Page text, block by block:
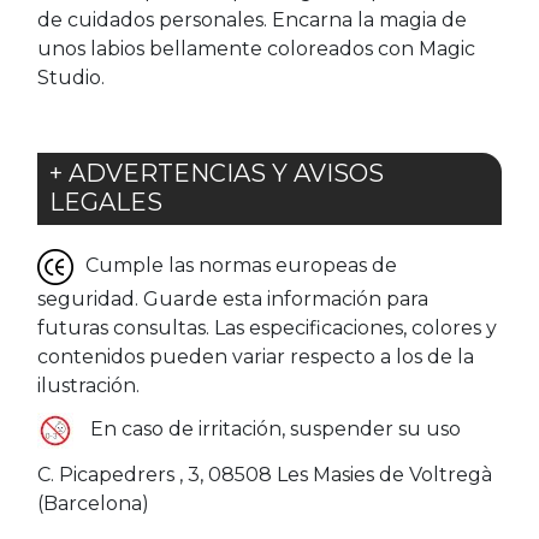
de cuidados personales. Encarna la magia de
unos labios bellamente coloreados con Magic
Studio.
+ ADVERTENCIAS Y AVISOS
LEGALES
Cumple las normas europeas de
seguridad. Guarde esta información para
futuras consultas. Las especificaciones, colores y
contenidos pueden variar respecto a los de la
ilustración.
En caso de irritación, suspender su uso
C. Picapedrers , 3, 08508 Les Masies de Voltregà
(Barcelona)